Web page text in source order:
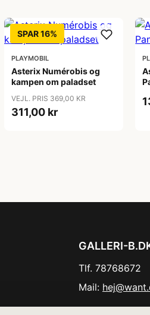
SPAR 16%
PLAYMOBIL
Asterix Numérobis og
kampen om paladset
VEJL. PRIS 369,00 KR
311,00 kr
GALLERI-
Tlf. 78768672
Mail: